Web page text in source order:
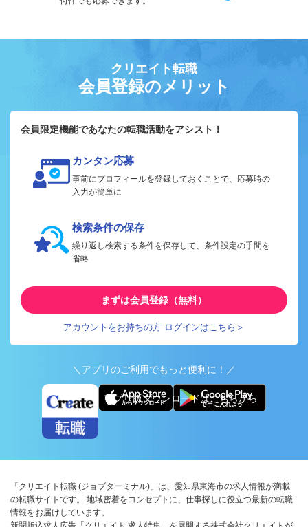
クリエイト転職
会員登録のメリット
会員限定機能であなたの転職活動をアシスト！
カンタン応募
事前にプロフィールを登録しておくことで、応募時の
入力が簡単に
検索条件の保存
繰り返し検索する条件を保存して、条件設定の手間を
省略
まずは会員登録（無料）
アカウントをお持ちの方 ログインはこちら＞
＼アプリのご利用でもっと便利に！／
アプリ版ダウンロードはこちらから
「クリエイト転職 (ジョブターミナル)」は、愛知県東海市の求人情報が満載
の転職サイトです。 地域密着をコンセプトに、仕事探しに役立つ最新の転職
情報をお届けしています。